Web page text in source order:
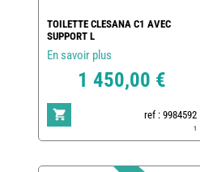
TOILETTE CLESANA C1 AVEC
SUPPORT L
En savoir plus
1 450,00 €
ref : 9984592
1